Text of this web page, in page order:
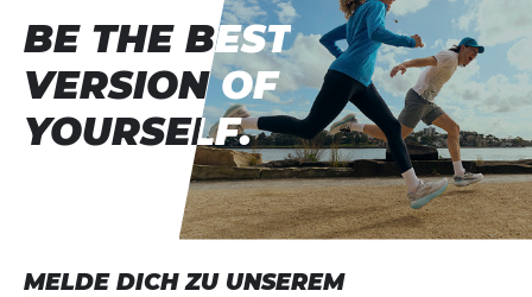
MELDE DICH ZU UNSEREM
BE THE BEST
VERSION OF
YOURSELF.
BE THE BEST
VERSION OF
YOURSELF.